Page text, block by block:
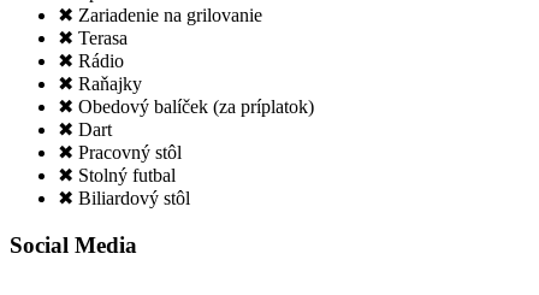
✖ Zariadenie na grilovanie
✖ Terasa
✖ Rádio
✖ Raňajky
✖ Obedový balíček (za príplatok)
✖ Dart
✖ Pracovný stôl
✖ Stolný futbal
✖ Biliardový stôl
Social Media